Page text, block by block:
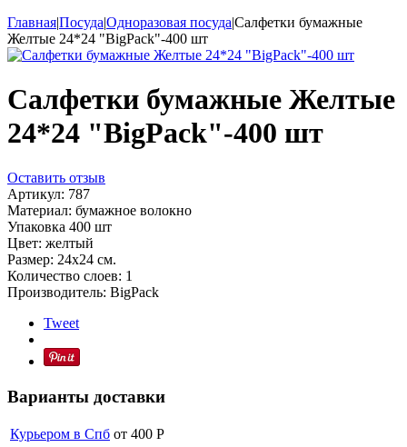
Главная|Посуда|Одноразовая посуда|Салфетки бумажные
Желтые 24*24 "BigPack"-400 шт
Салфетки бумажные Желтые
24*24 "BigPack"-400 шт
Оставить отзыв
Артикул: 787
Материал: бумажное волокно
Упаковка 400 шт
Цвет: желтый
Размер: 24х24 см.
Количество слоев: 1
Производитель: BigPack
Tweet
Варианты доставки
Курьером в Спб от 400 Р